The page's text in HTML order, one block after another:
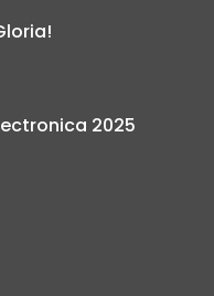
2025